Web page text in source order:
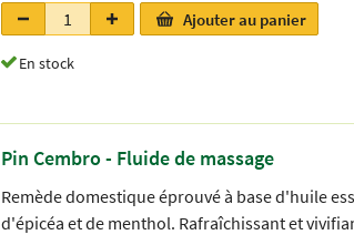
Ajouter au panier
En stock
Pin Cembro - Fluide de massage
Remède domestique éprouvé à base d'huile
d'épicéa et de menthol. Rafraîchissant et